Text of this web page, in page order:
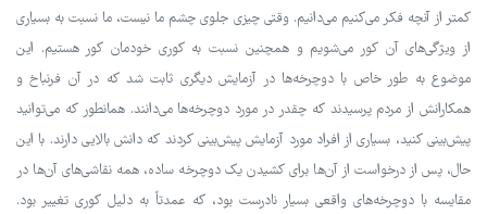
کمتر از آنچه فکر می‌کنیم می‌دانیم. وقتی چیزی جلوی چشم ما نیست، ما نسبت به بسیاری
از ویژگی‌های آن کور می‌شویم و همچنین نسبت به کوری خودمان کور هستیم. این
موضوع به طور خاص با دوچرخه‌ها در آزمایش دیگری ثابت شد که در آن فرنباخ و
همکارانش از مردم پرسیدند که چقدر در مورد دوچرخه‌ها می‌دانند. همانطور که می‌توانید
پیش‌بینی کنید، بسیاری از افراد مورد آزمایش پیش‌بینی کردند که دانش بالایی دارند. با این
حال، پس از درخواست از آن‌ها برای کشیدن یک دوچرخه ساده، همه نقاشی‌های آن‌ها در
مقایسه با دوچرخه‌های واقعی بسیار نادرست بود، که عمدتاً به دلیل کوری تغییر بود.